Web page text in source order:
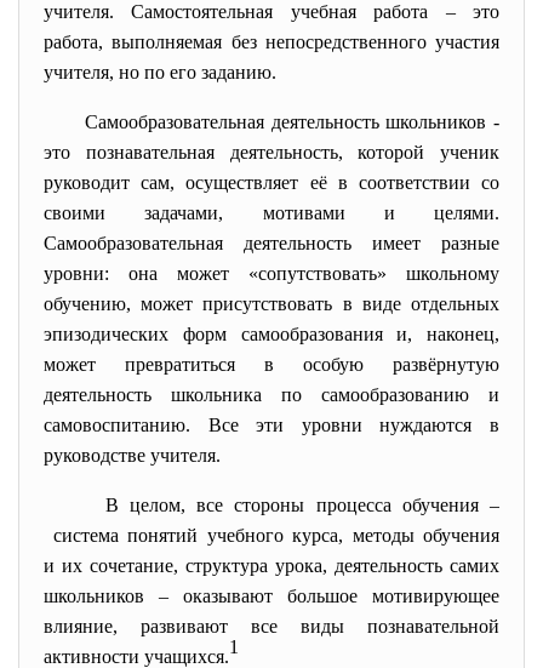
учителя. Самостоятельная учебная работа – это
работа, выполняемая без непосредственного участия
учителя, но по его заданию.
Самообразовательная деятельность школьников -
это познавательная деятельность, которой ученик
руководит сам, осуществляет её в соответствии со
своими задачами, мотивами и целями.
Самообразовательная деятельность имеет разные
уровни: она может «сопутствовать» школьному
обучению, может присутствовать в виде отдельных
эпизодических форм самообразования и, наконец,
может превратиться в особую развёрнутую
деятельность школьника по самообразованию и
самовоспитанию. Все эти уровни нуждаются в
руководстве учителя.
В целом, все стороны процесса обучения –
система понятий учебного курса, методы обучения
и их сочетание, структура урока, деятельность самих
школьников – оказывают большое мотивирующее
влияние, развивают все виды познавательной
активности учащихся.1